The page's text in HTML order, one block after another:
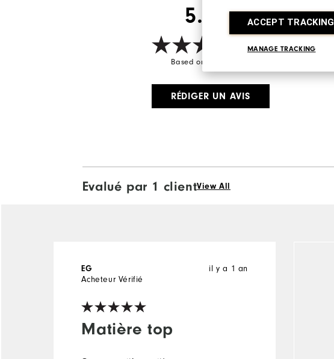
ACCEPT TRACKING
MANAGE TRACKING
5.0/5
Based on 1 Review(s)
RÉDIGER UN AVIS
Evalué par 1 clientView All
Matière top
il y a 1 an
EG
Acheteur Vérifié